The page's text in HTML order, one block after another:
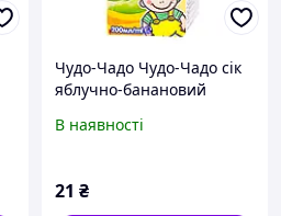
Чудо-Чадо Чудо-Чадо сік
яблучно-банановий
В наявності
21 ₴